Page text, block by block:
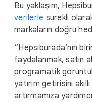
Bu yaklaşım,
verilerle sürekli
markaların doğru
“Hepsiburada’nın
faydalanmak, satın
programatik
yatırım getirisini
artırmamıza